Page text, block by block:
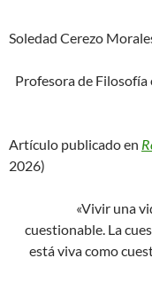
Soledad Cerezo
Profesora de
Artículo publicado en
2026)
«Vivir una
cuestionable. La
está viva como